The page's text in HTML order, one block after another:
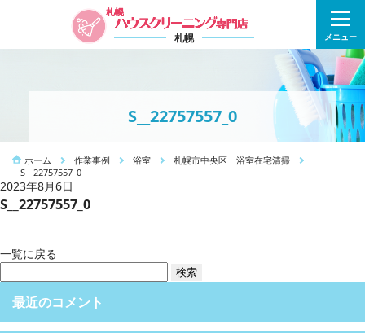
札幌 メニュー
S__22757557_0
ホーム 作業事例 浴室
札幌市中央区 浴室在宅清掃
S__22757557_0
2023年8月6日
S__22757557_0
一覧に戻る
索:
最近のコメント